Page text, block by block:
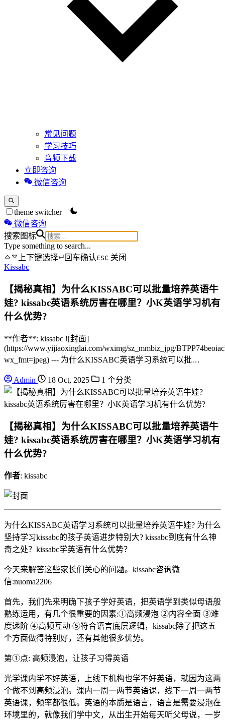
常见问题
学习技巧
音频下载
立即咨询
微信咨询
theme switcher
微信咨询
搜索图标
Type something to search...
上下键选择
回车确认 ESC 关闭
Kissabc
【揭秘真相】为什么KISSABC可以批量培养英语牛
娃? kissabc英语系统厉害在哪里？小K英语学习机有
什么优势?
**作者**: kissabc ![封面]
(https://www.yijiaoxinglai.com/wximg/sz_mmbiz_jpg/
wx_fmt=jpeg) --- 为什么KISSABC英语学习系统可以批…
Admin 18 Oct, 2025 1 个分类
【揭秘真相】为什么KISSABC可以批量培养英语牛
娃? kissabc英语系统厉害在哪里？小K英语学习机有
什么优势?
作者: kissabc
为什么KISSABC英语学习系统可以批量培养英语牛娃? 为什么
坚持学习kissabc的孩子英语进步特别大? kissabc到底有什么神
奇之处？kissabc学英语有什么优势？
今天来解答这些家长们关心的问题。kissabc咨询微
信:nuoma2206
首先，我们先来明确下孩子学好英语，把英语学到类似母语般
熟练运用，有几个很重要的因素:①高频浸泡 ②内容全面 ③难
度递阶 ④高频互动 ⑤符合语言底层逻辑，kissabc除了把这五
个方面做得特别好，还有其他很多优势。
第①点: 高频浸泡，让孩子习得英语
光学课内学不好英语，上线下机构也学不好英语，就因为这两
个做不到高频浸泡。课内一周一两节英语课，线下一周一两节
英语课，频率都很低。英语的本质是语言，语言是需要浸泡在
环境里的，就像我们学中文，从出生开始每天听父母说，一岁